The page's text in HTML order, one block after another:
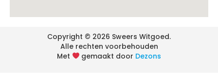
Met gemaakt door Dezons
Copyright © 2026 Sweers Witgoed.
Alle rechten voorbehouden